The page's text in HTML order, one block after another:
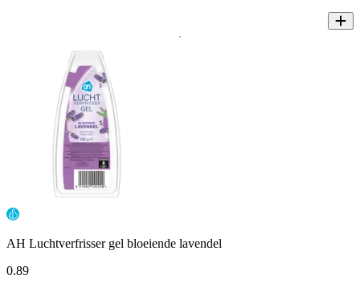
AH Luchtverfrisser gel bloeiende lavendel
0.89